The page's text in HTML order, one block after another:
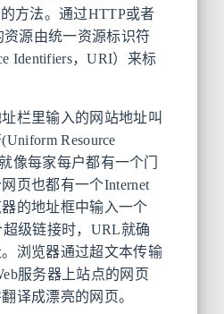
方法。通过HTTP或者
源由统一资源标识符
Identifiers，URI）来标
栏里输入的网站地址叫
Resource
像每家每户都有一个门
页也都有一个Internet
的地址框中输入一个
级链接时，URL就确
浏览器通过超文本传输
服务器上站点的网页
译成漂亮的网页。